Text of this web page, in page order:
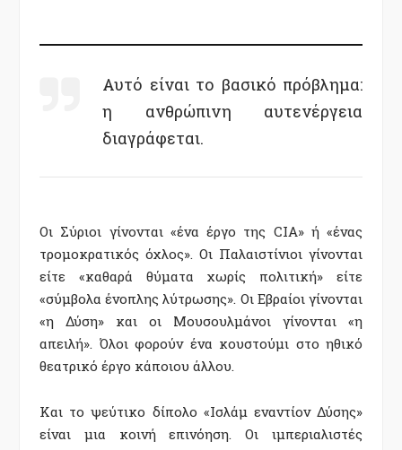
Αυτό είναι το βασικό πρόβλημα:
η ανθρώπινη αυτενέργεια
διαγράφεται.
Οι Σύριοι γίνονται «ένα έργο της CIA» ή «ένας
τρομοκρατικός όχλος». Οι Παλαιστίνιοι γίνονται
είτε «καθαρά θύματα χωρίς πολιτική» είτε
«σύμβολα ένοπλης λύτρωσης». Οι Εβραίοι γίνονται
«η Δύση» και οι Μουσουλμάνοι γίνονται «η
απειλή». Όλοι φορούν ένα κουστούμι στο ηθικό
θεατρικό έργο κάποιου άλλου.
Και το ψεύτικο δίπολο «Ισλάμ εναντίον Δύσης»
είναι μια κοινή επινόηση. Οι ιμπεριαλιστές